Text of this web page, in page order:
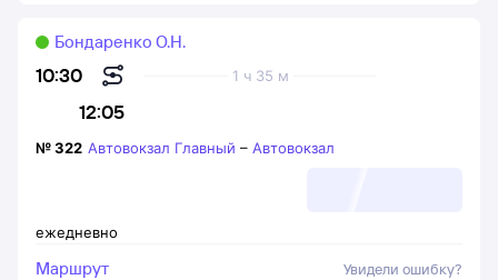
10:30
12:05
1 ч 35 м
Бондаренко О.Н.
ежедневно
№322 Автовокзал Главный – Автовокзал
Маршрут Увидели ошибку?